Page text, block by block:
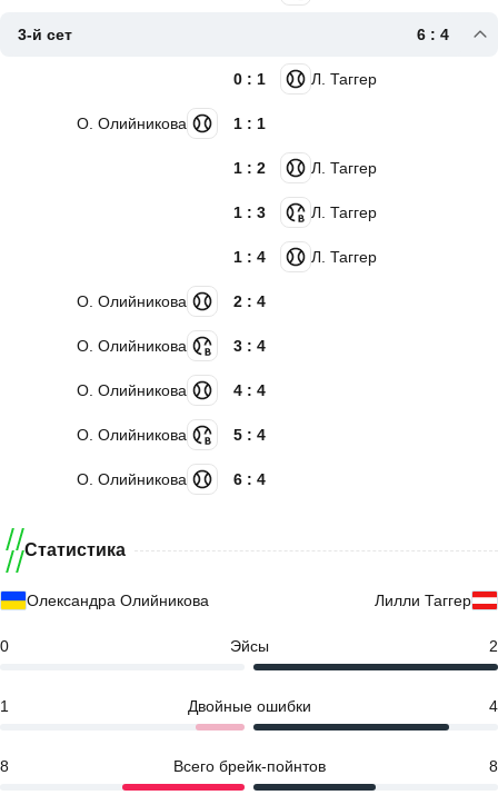
3-й сет 6 : 4
Л. Таггер
0 : 1
О. Олийникова 1 : 1
Л. Таггер
1 : 2
Л. Таггер
1 : 3
Л. Таггер
1 : 4
О. Олийникова 2 : 4
О. Олийникова 3 : 4
О. Олийникова 4 : 4
О. Олийникова 5 : 4
О. Олийникова 6 : 4
Статистика
Олександра Олийникова Лилли Таггер
0 Эйсы 2
1 Двойные ошибки 4
8 Всего брейк-пойнтов 8